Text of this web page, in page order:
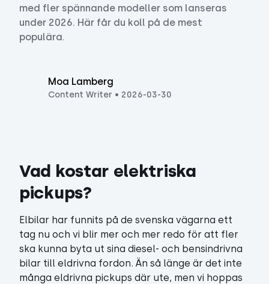
med fler spännande modeller som lanseras
under 2026. Här får du koll på de mest
populära.
Moa Lamberg
Content Writer • 2026-03-30
Vad kostar elektriska
pickups?
Elbilar har funnits på de svenska vägarna ett
tag nu och vi blir mer och mer redo för att fler
ska kunna byta ut sina diesel- och bensindrivna
bilar till eldrivna fordon. Än så länge är det inte
många eldrivna pickups där ute, men vi hoppas